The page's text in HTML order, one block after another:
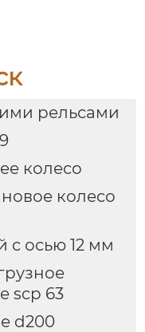
рельсами
колесо
колесо
с осью 12 мм
scp 63
d200